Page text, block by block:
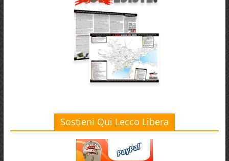
Sostieni Qui Lecco Libera